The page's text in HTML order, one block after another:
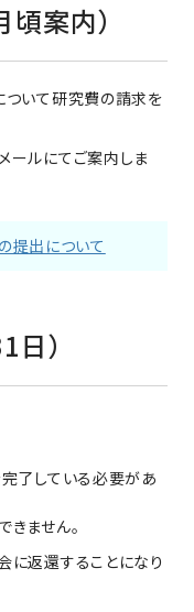
案内）
ついて研究費の請求を
ールにてご案内しま
提出について
）
了している必要があ
ません。
に返還することになり